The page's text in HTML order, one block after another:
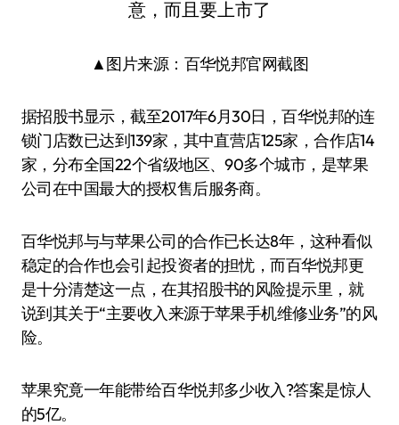
▲图片来源：百华悦邦官网截图
据招股书显示，截至2017年6月30日，百华悦邦的连
锁门店数已达到139家，其中直营店125家，合作店14
家，分布全国22个省级地区、90多个城市，是苹果
公司在中国最大的授权售后服务商。
百华悦邦与与苹果公司的合作已长达8年，这种看似
稳定的合作也会引起投资者的担忧，而百华悦邦更
是十分清楚这一点，在其招股书的风险提示里，就
说到其关于“主要收入来源于苹果手机维修业务”的风
险。
苹果究竟一年能带给百华悦邦多少收入?答案是惊人
的5亿。